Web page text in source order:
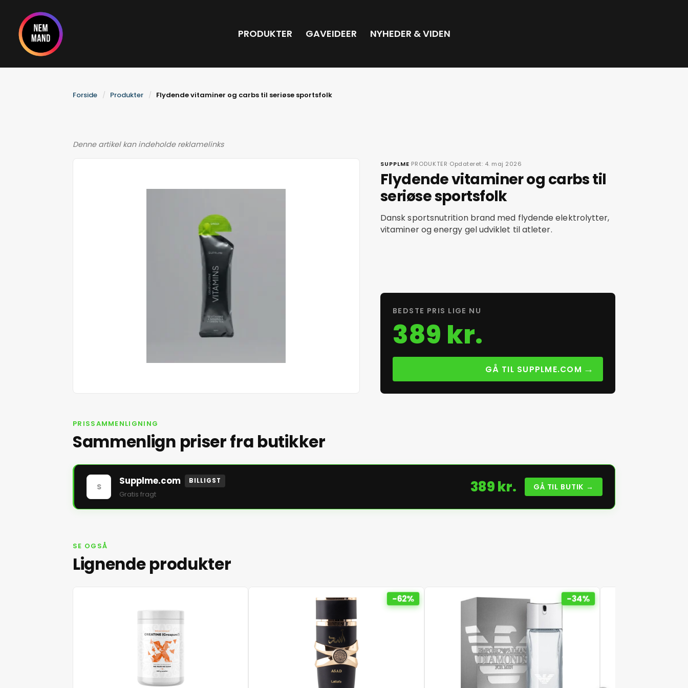
indholdet
PRODUKTER GAVEIDEER NYHEDER & VIDEN
Forside Produkter Flydende vitaminer og carbs til seriøse sportsfolk
Denne artikel kan indeholde reklamelinks
SUPPLME·PRODUKTER·Opdateret: 4. maj 2026
Flydende vitaminer og carbs til
seriøse sportsfolk
Dansk sportsnutrition brand med flydende elektrolytter,
vitaminer og energy gel udviklet til atleter.
BEDSTE PRIS LIGE NU
389 kr.
GÅ TIL SUPPLME.COM →
PRISSAMMENLIGNING
Sammenlign priser fra butikker
S Supplme.com BILLIGST
Gratis fragt 389 kr. GÅ TIL BUTIK →
SE OGSÅ
Lignende produkter
-62% -34%